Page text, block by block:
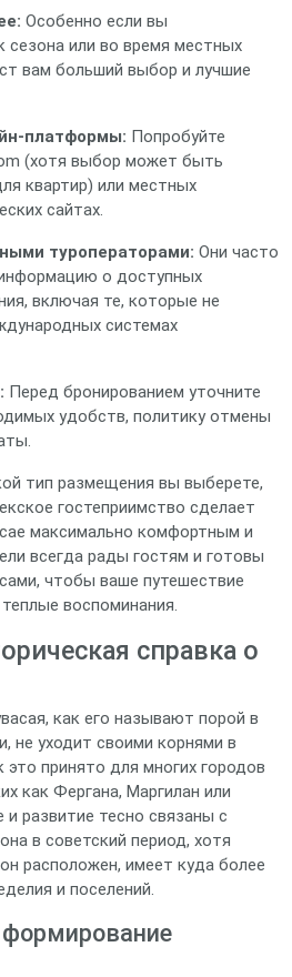
Особенно если вы
сезона или во время местных
вам больший выбор и лучшие
платформы: Попробуйте
(хотя выбор может быть
квартир) или местных
сайтах.
туроператорами: Они часто
о доступных
включая те, которые не
системах
Перед бронированием уточните
удобств, политику отмены
тип размещения вы выберете,
гостеприимство сделает
максимально комфортным и
всегда рады гостям и готовы
чтобы ваше путешествие
воспоминания.
справка о
как его называют порой в
не уходит своими корнями в
это принято для многих городов
как Фергана, Маргилан или
и развитие тесно связаны с
в советский период, хотя
расположен, имеет куда более
и поселений.